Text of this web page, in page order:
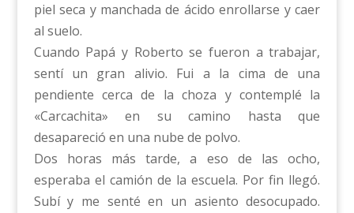
piel seca y manchada de ácido enrollarse y caer
al suelo.
Cuando Papá y Roberto se fueron a trabajar,
sentí un gran alivio. Fui a la cima de una
pendiente cerca de la choza y contemplé la
«Carcachita» en su camino hasta que
desapareció en una nube de polvo.
Dos horas más tarde, a eso de las ocho,
esperaba el camión de la escuela. Por fin llegó.
Subí y me senté en un asiento desocupado.